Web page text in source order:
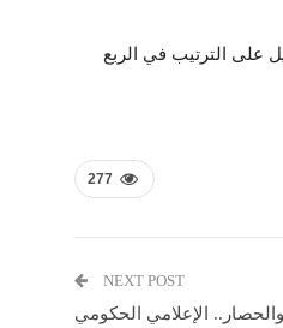
وغرب تكساس ⁠الوسيط 67 دولارا و62 دولارا للبرميل على الترتيب في الربع
277
NEXT POST
الإعلامي الحكومي